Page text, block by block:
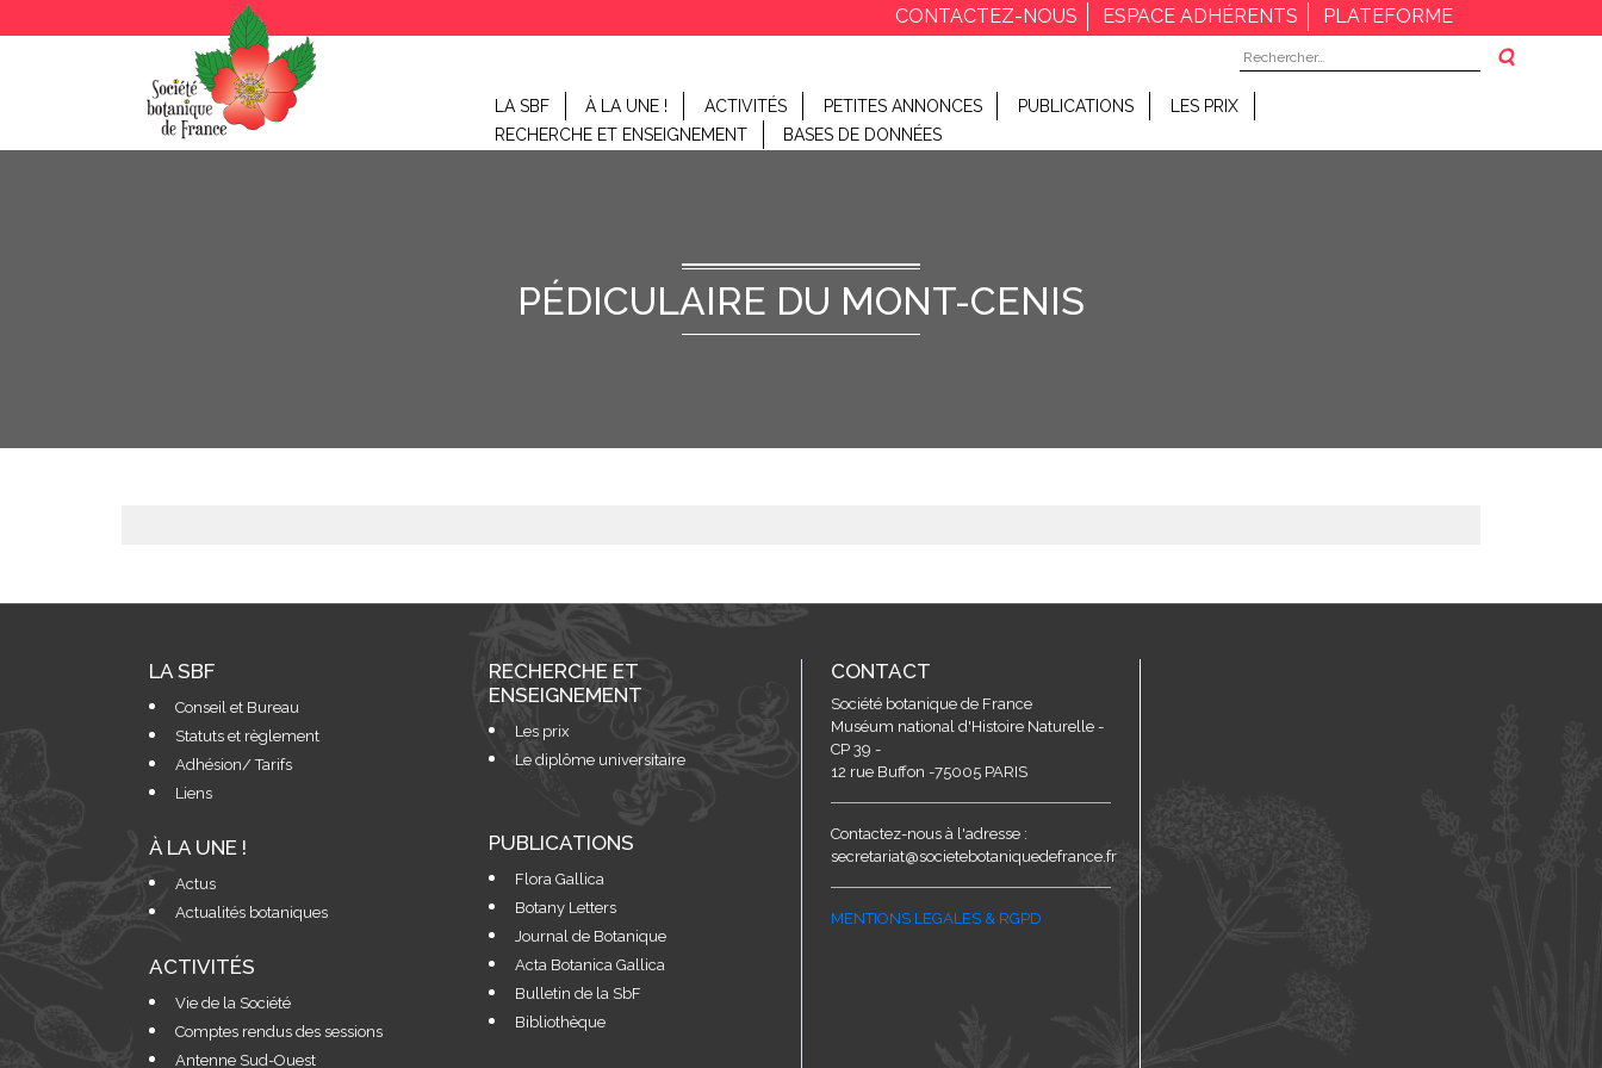
CONTACTEZ-NOUS ESPACE ADHÉRENTS
PLATEFORME
Rechercher :
LA SBF À LA UNE ! ACTIVITÉS PETITES ANNONCES PUBLICATIONS
LES PRIX
RECHERCHE ET ENSEIGNEMENT
BASES DE DONNÉES
PÉDICULAIRE DU MONT-CENIS
LA SBF
Conseil et Bureau
Statuts et règlement
Adhésion/ Tarifs
Liens
À LA UNE !
Actus
Actualités botaniques
ACTIVITÉS
Vie de la Société
Comptes rendus des sessions
Antenne Sud-Ouest
RECHERCHE ET
ENSEIGNEMENT
Les prix
Le diplôme universitaire
PUBLICATIONS
Flora Gallica
Botany Letters
Journal de Botanique
Acta Botanica Gallica
Bulletin de la SbF
Bibliothèque
CONTACT
Société botanique de France
Muséum national d'Histoire Naturelle -
CP 39 -
12 rue Buffon -75005 PARIS
Contactez-nous à l'adresse :
secretariat@societebotaniquedefrance.fr
MENTIONS LEGALES & RGPD